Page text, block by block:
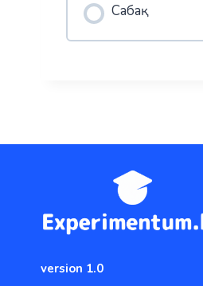
Сабақ
version 1.0